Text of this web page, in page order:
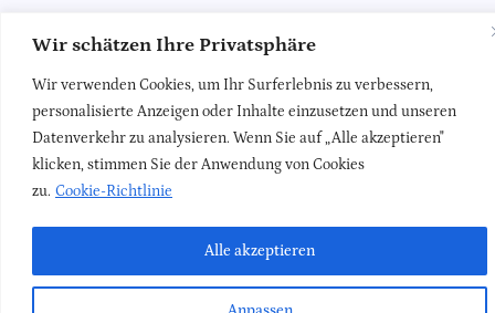
Wir schätzen Ihre Privatsphäre
Wir verwenden Cookies, um Ihr Surferlebnis zu verbessern,
personalisierte Anzeigen oder Inhalte einzusetzen und unseren
Datenverkehr zu analysieren. Wenn Sie auf „Alle akzeptieren"
klicken, stimmen Sie der Anwendung von Cookies
zu. Cookie-Richtlinie
Alle akzeptieren